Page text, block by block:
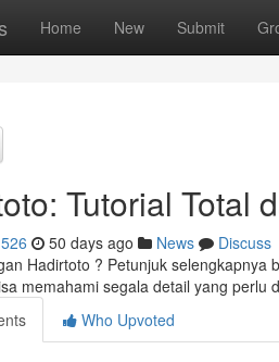
Home New Submit
Tutorial Total
50 days ago News
Discuss
Hadirtoto ? Petunjuk
memahami segala detail yang perlu
Who Upvoted